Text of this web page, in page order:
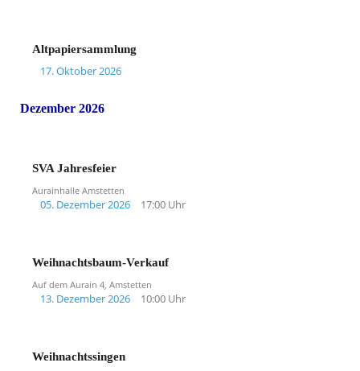
Altpapiersammlung
17. Oktober 2026
Dezember 2026
SVA Jahresfeier
Aurainhalle Amstetten
05. Dezember 2026 17:00 Uhr
Weihnachtsbaum-Verkauf
Auf dem Aurain 4, Amstetten
13. Dezember 2026 10:00 Uhr
Weihnachtssingen